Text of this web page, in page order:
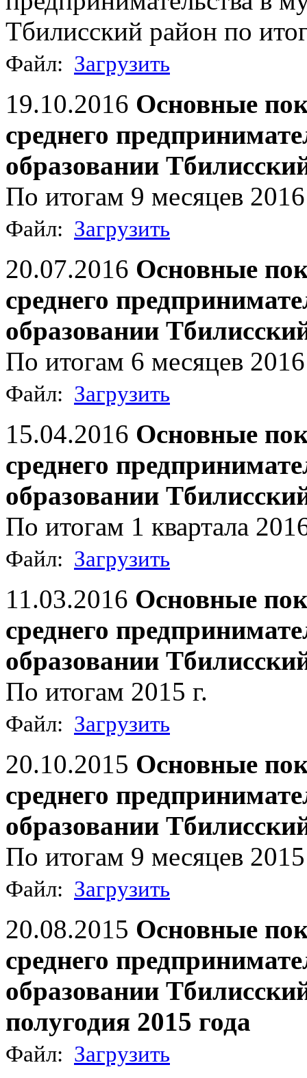
Тбилисский район по
Файл: Загрузить
19.10.2016 Основные
среднего
образовании
По итогам 9 месяцев 2016
Файл: Загрузить
20.07.2016 Основные
среднего
образовании
По итогам 6 месяцев
Файл: Загрузить
15.04.2016 Основные
среднего
образовании
По итогам 1 квартала
Файл: Загрузить
11.03.2016 Основные
среднего
образовании
По итогам 2015 г.
Файл: Загрузить
20.10.2015 Основные
среднего
образовании
По итогам 9 месяцев 2015
Файл: Загрузить
20.08.2015 Основные
среднего
образовании
полугодия 2015 года
Файл: Загрузить